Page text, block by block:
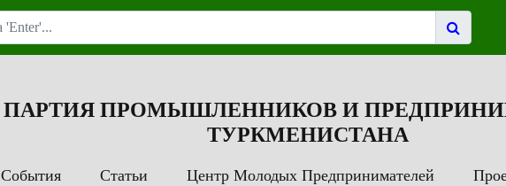
ПАРТИЯ ПРОМЫШЛЕННИКОВ И
ТУРКМЕНИСТАНА
События Статьи Центр Молодых Предпринимателей